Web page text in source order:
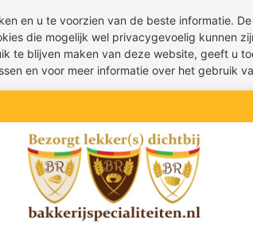
en u te voorzien van de beste informatie.
die mogelijk wel privacygevoelig kunnen
te blijven maken van deze website, geeft u
en voor meer informatie over het gebruik